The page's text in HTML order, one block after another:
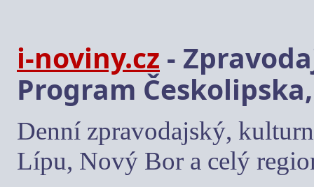
i-noviny.cz -
Program
Denní zpravodajský,
Lípu, Nový Bor a celý